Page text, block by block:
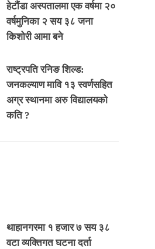
हेटौंडा अस्पतालमा एक वर्षमा २०
वर्षमुनिका २ सय ३८ जना
किशोरी आमा बने
राष्ट्रपति रनिङ शिल्ड:
जनकल्याण मावि १३ स्वर्णसहित
अग्र स्थानमा अरु विद्यालयको
कति ?
थाहानगरमा १ हजार ७ सय ३८
वटा व्यक्तिगत घटना दर्ता